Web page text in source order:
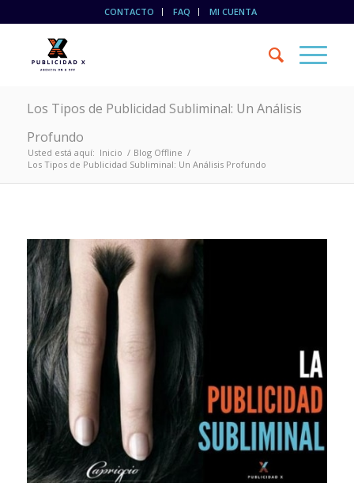
CONTACTO FAQ MI CUENTA
Los Tipos de Publicidad Subliminal: Un Análisis
Profundo
Usted está aquí: Inicio / Blog Offline /
Los Tipos de Publicidad Subliminal: Un Análisis Profundo